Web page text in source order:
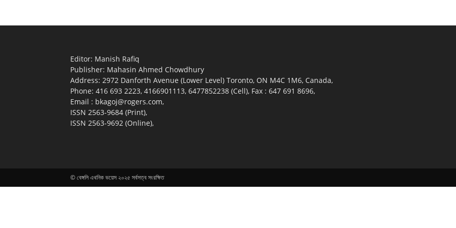
Editor: Manish Rafiq
Publisher: Mahasin Ahmed Chowdhury
Address: 2972 Danforth Avenue (Lower Level) Toronto, ON M4C 1M6, Canada,
Phone: 416 693 2223, 4166901113, 6477852238 (Cell), Fax : 647 691 8696,
Email : bkagoj@rogers.com,
ISSN 2563-9684 (Print),
ISSN 2563-9692 (Online),
© বেঙ্গলি এথনিক ভয়েস ২০২৫ সর্বসত্ব সংরক্ষিত